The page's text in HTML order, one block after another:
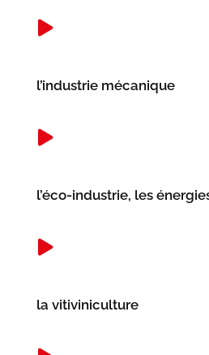
l’industrie mécanique
l’éco-industrie, les
la vitiviniculture